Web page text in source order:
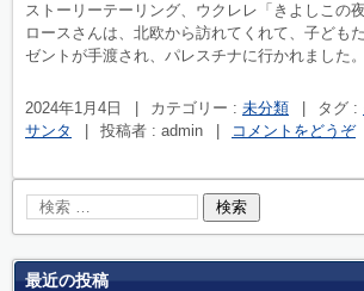
ストーリーテーリング、ウクレレ「きよしこの
ロースさんは、北欧から訪れてくれて、子ども
ゼントが手渡され、パレスチナに行かれました
2024年1月4日 カテゴリー : 未分類 タグ :
サンタ
投稿者 : admin コメントをどうぞ
最近の投稿